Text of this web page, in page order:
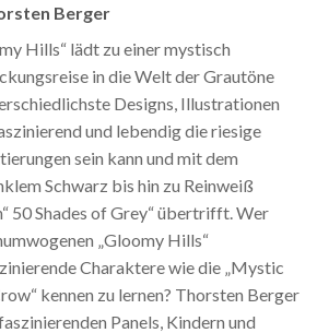
Berger
Hills“ lädt zu einer mystisch
in die Welt der Grautöne
Designs, Illustrationen
und lebendig die riesige
sein kann und mit dem
Schwarz bis hin zu Reinweiß
50 Shades of Grey“ übertrifft. Wer
„Gloomy Hills“
Charaktere wie die „Mystic
kennen zu lernen? Thorsten Berger
Panels, Kindern und